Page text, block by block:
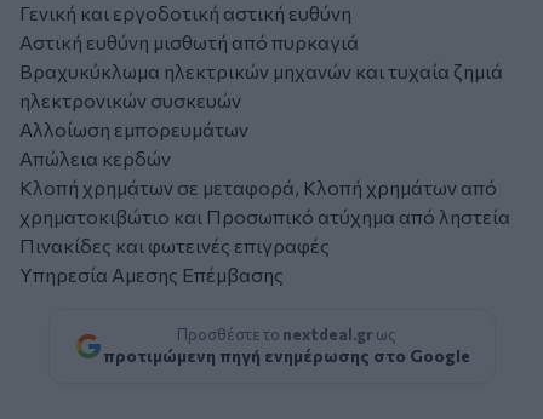
Γενική και εργοδοτική αστική ευθύνη
Αστική ευθύνη μισθωτή από πυρκαγιά
Βραχυκύκλωμα ηλεκτρικών μηχανών και τυχαία ζημιά
ηλεκτρονικών συσκευών
Αλλοίωση εμπορευμάτων
Απώλεια κερδών
Κλοπή χρημάτων σε μεταφορά, Κλοπή χρημάτων από
χρηματοκιβώτιο και Προσωπικό ατύχημα από ληστεία
Πινακίδες και φωτεινές επιγραφές
Υπηρεσία Aμεσης Επέμβασης
Προσθέστε το nextdeal.gr ως
προτιμώμενη πηγή ενημέρωσης στο Google